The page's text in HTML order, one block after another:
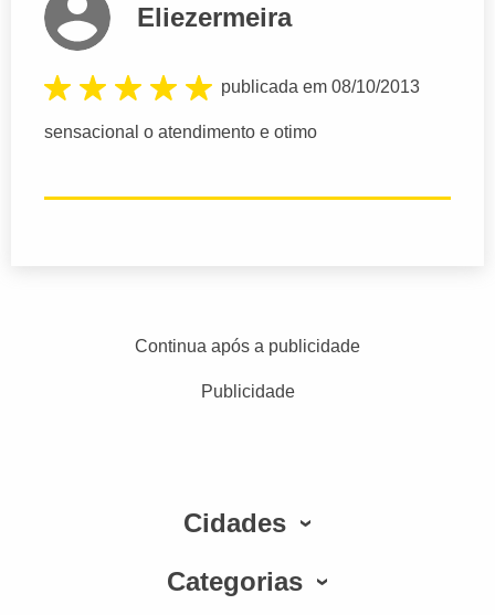
Eliezermeira
publicada em 08/10/2013
sensacional o atendimento e otimo
Continua após a publicidade
Publicidade
Cidades
Categorias